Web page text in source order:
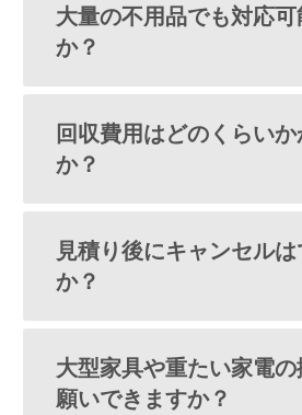
大量の不用品でも対応
か？
回収費用はどのくらい
か？
見積り後にキャンセル
か？
大型家具や重たい家電
願いできますか？